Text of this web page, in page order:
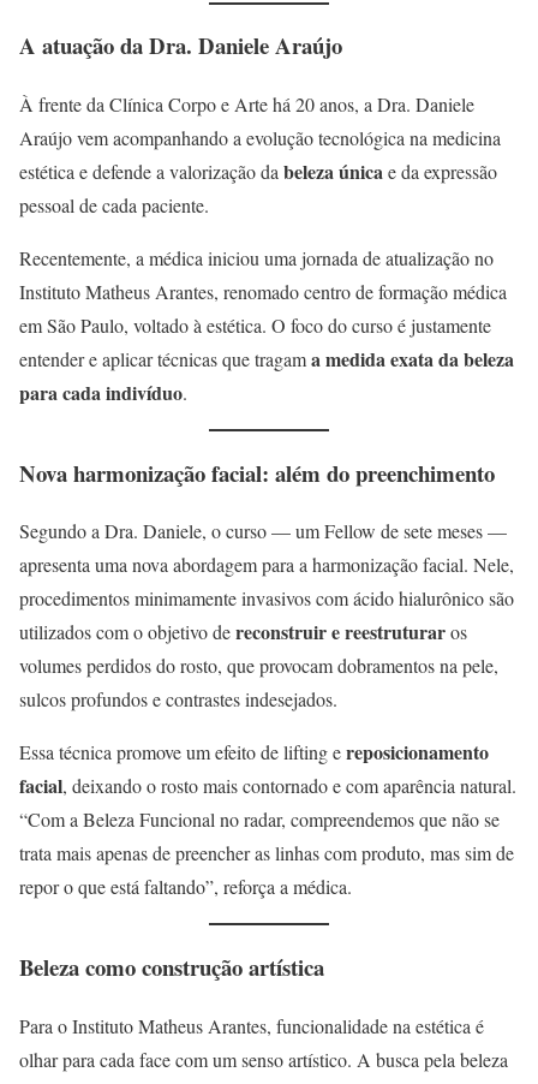
A atuação da Dra. Daniele Araújo
À frente da Clínica Corpo e Arte há 20 anos, a Dra. Daniele
Araújo vem acompanhando a evolução tecnológica na medicina
estética e defende a valorização da beleza únicae da expressão
pessoal de cada paciente.
Recentemente, a médica iniciou uma jornada de atualização no
Instituto Matheus Arantes, renomado centro de formação médica
em São Paulo, voltado à estética. O foco do curso é justamente
entender e aplicar técnicas que tragama medida exata da beleza
para cada indivíduo.
Nova harmonização facial: além do preenchimento
Segundo a Dra. Daniele, o curso — um Fellow de sete meses —
apresenta uma nova abordagem para a harmonização facial. Nele,
procedimentos minimamente invasivos com ácido hialurônico são
utilizados com o objetivo dereconstruir e reestruturaros
volumes perdidos do rosto, que provocam dobramentos na pele,
sulcos profundos e contrastes indesejados.
Essa técnica promove um efeito de lifting ereposicionamento
facial, deixando o rosto mais contornado e com aparência natural.
“Com a Beleza Funcional no radar, compreendemos que não se
trata mais apenas de preencher as linhas com produto, mas sim de
repor o que está faltando”, reforça a médica.
Beleza como construção artística
Para o Instituto Matheus Arantes, funcionalidade na estética é
olhar para cada face com um senso artístico. A busca pela beleza